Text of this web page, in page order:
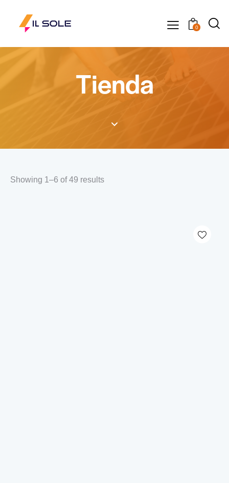
0
Tienda
Showing 1–6 of 49 results